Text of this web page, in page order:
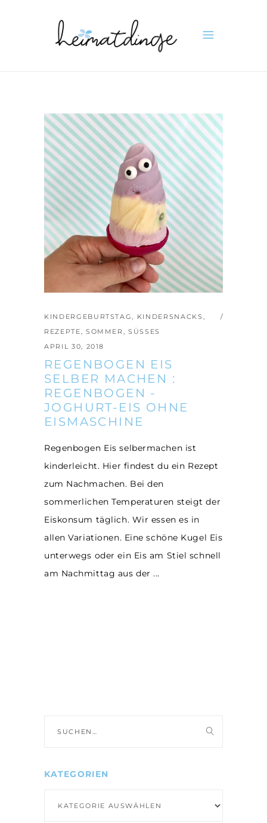
KINDERGEBURTSTAG, KINDERSNACKS,
REZEPTE, SOMMER,SÜSSES
APRIL 30, 2018
REGENBOGEN EIS
SELBER MACHEN :
REGENBOGEN -
JOGHURT-EIS OHNE
EISMASCHINE
Regenbogen Eis selbermachen ist
kinderleicht. Hier findest du ein Rezept
zum Nachmachen. Bei den
sommerlichen Temperaturen steigt der
Eiskonsum täglich. Wir essen es in
allen Variationen. Eine schöne Kugel Eis
unterwegs oder ein Eis am Stiel schnell
am Nachmittag aus der
nach:
KATEGORIEN